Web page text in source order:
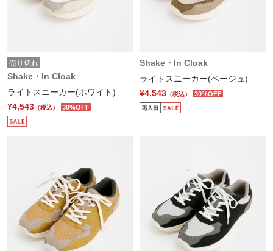
売り切れ
Shake・In Cloak
ライトスニーカー(ホワイト)
¥4,543 （税込） 30%OFF
Shake・In Cloak
ライトスニーカー(ベージュ)
¥4,543 （税込） 30%OFF